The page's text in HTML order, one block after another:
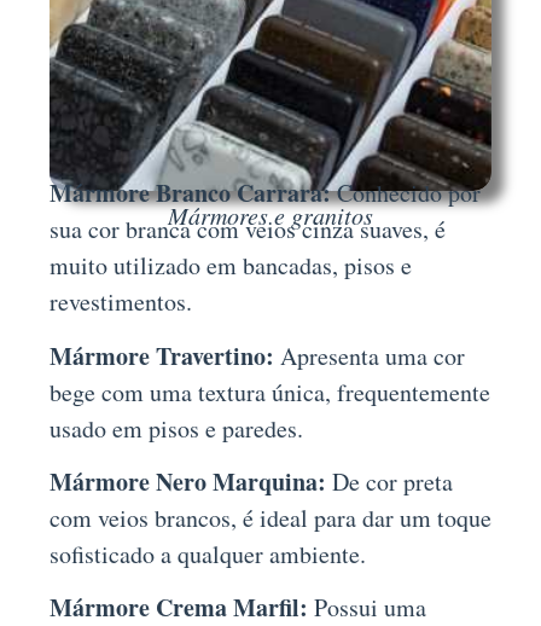
Mármores e granitos
Mármore Branco Carrara:Conhecido por
sua cor branca com veios cinza suaves, é
muito utilizado em bancadas, pisos e
revestimentos.
Mármore Travertino: Apresenta uma cor
bege com uma textura única, frequentemente
usado em pisos e paredes.
Mármore Nero Marquina: De cor preta
com veios brancos, é ideal para dar um toque
sofisticado a qualquer ambiente.
Mármore Crema Marfil: Possui uma